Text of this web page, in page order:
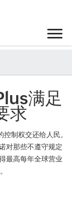
满足
求
制权交还给人民。
对那些不遵守规定
最高每年全球营业